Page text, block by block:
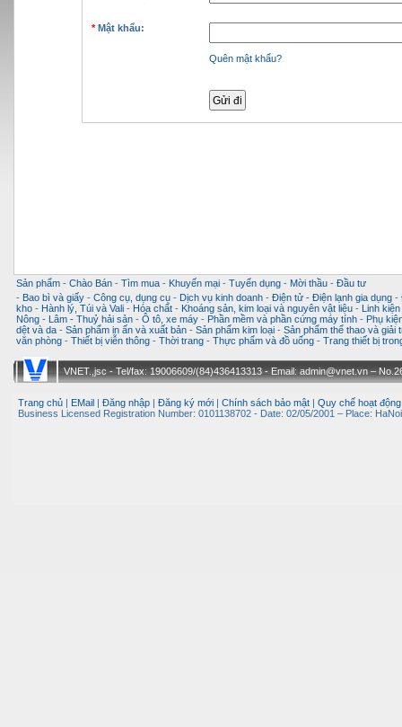
* Mật khẩu:
Quên mật khẩu?
Sản phẩm - Chào Bán - Tìm mua - Khuyến mại - Tuyển dụng - Mời thầu - Đầu tư
- Bao bì và giấy - Công cụ, dụng cụ - Dịch vụ kinh doanh - Điện tử - Điện lạnh gia dụng -
kho - Hành lý, Túi và Vali - Hóa chất - Khoáng sản, kim loại và nguyên vật liệu -
Linh
Nông - Lâm - Thuỷ hải sản - Ô tô, xe máy - Phần mềm và phần cứng máy tính - Phụ
dệt và da - Sản phẩm in ấn và xuất bản - Sản phẩm kim loại - Sản phẩm thể thao và giải
văn phòng - Thiết bị viễn thông - Thời trang - Thực phẩm và đồ uống - Trang thiết bị
VNET.,jsc - Tel/fax: 19006609/(84)436413313 - Email: admin@vnet.vn –
Trang chủ EMail Đăng nhập Đăng ký mới Chính sách bảo mật Quy chế hoạt động
Business Licensed Registration Number: 0101138702 - Date: 02/05/2001 – Place: